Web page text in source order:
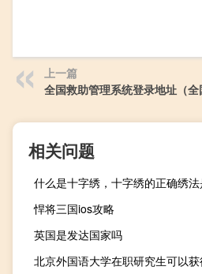
上一篇
全国救助管理系统登录地址（全
相关问题
什么是十字绣，十字绣的正确绣法
悍将三国ios攻略
英国是发达国家吗
北京外国语大学在职研究生可以